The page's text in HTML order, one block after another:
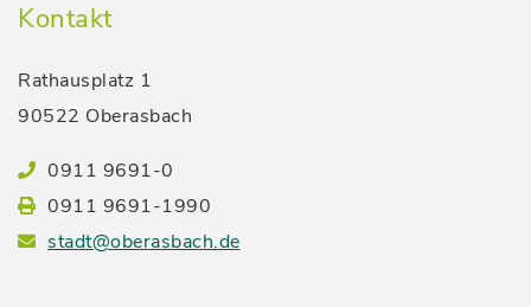
Kontakt
Rathausplatz 1
90522 Oberasbach
0911 9691-0
0911 9691-1990
stadt@oberasbach.de